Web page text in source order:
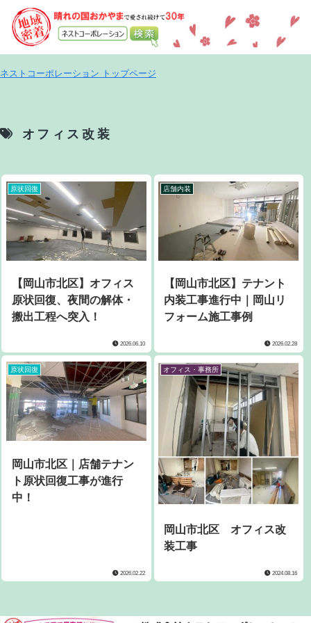
ネストコーポレーション トップページ
オフィス改装
原状回復
【岡山市北区】オフィス
原状回復、夜間の解体・
搬出工程へ突入！
2026.06.10
店舗内装
【岡山市北区】テナント
内装工事進行中｜岡山リ
フォーム施工事例
2026.02.28
原状回復
岡山市北区｜店舗テナン
ト原状回復工事が進行
中！
2026.02.22
オフィス・事務所
岡山市北区 オフィス改
装工事
2024.08.16